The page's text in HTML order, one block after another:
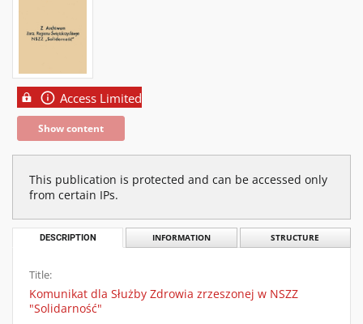
Access Limited
Show content
This publication is protected and can be accessed only
from certain IPs.
DESCRIPTION INFORMATION STRUCTURE
Title:
Komunikat dla Służby Zdrowia zrzeszonej w NSZZ
"Solidarność"